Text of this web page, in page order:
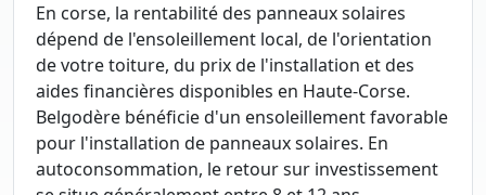
En corse, la rentabilité des panneaux solaires
dépend de l'ensoleillement local, de l'orientation
de votre toiture, du prix de l'installation et des
aides financières disponibles en Haute-Corse.
Belgodère bénéficie d'un ensoleillement favorable
pour l'installation de panneaux solaires. En
autoconsommation, le retour sur investissement